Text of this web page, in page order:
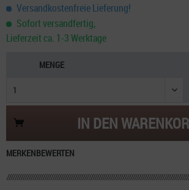
Versandkostenfreie Lieferung!
Sofort versandfertig,
Lieferzeit ca. 1-3 Werktage
MENGE
IN DEN
MERKENBEWERTEN